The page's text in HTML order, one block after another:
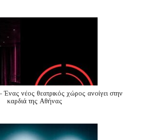
νέος θεατρικός χώρος ανοίγει στην
καρδιά της Αθήνας